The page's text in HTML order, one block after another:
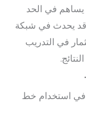
يساهم في الحد
قد يحدث في شبكة
في التدريب
في استخدام خط